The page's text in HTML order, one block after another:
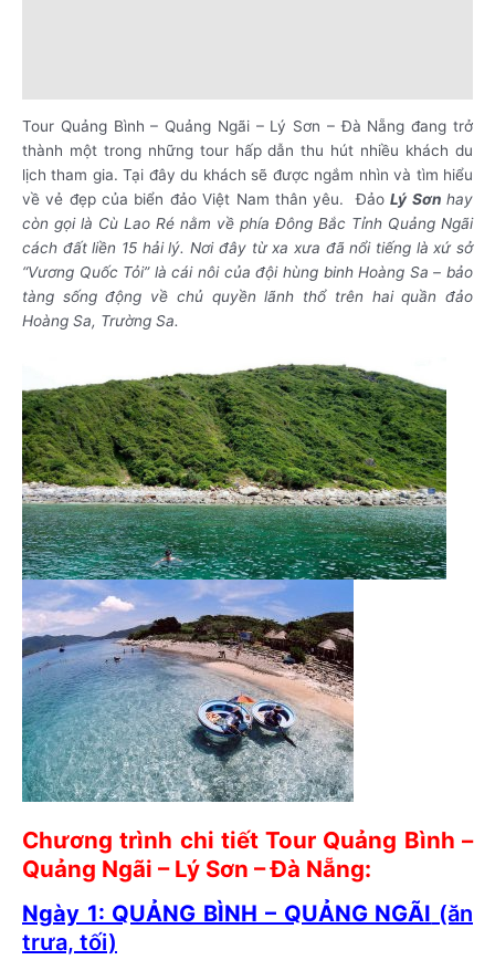
Tour Quảng Bình – Quảng Ngãi – Lý Sơn – Đà Nẵng đang trở
thành một trong những tour hấp dẫn thu hút nhiều khách du
lịch tham gia. Tại đây du khách sẽ được ngắm nhìn và tìm hiểu
về vẻ đẹp của biển đảo Việt Nam thân yêu. ĐảoLý Sơnhay
còn gọi là Cù Lao Ré nằm về phía Đông Bắc Tỉnh Quảng Ngãi
cách đất liền 15 hải lý. Nơi đây từ xa xưa đã nổi tiếng là xứ sở
“Vương Quốc Tỏi” là cái nôi của đội hùng binh Hoàng Sa – bảo
tàng sống động về chủ quyền lãnh thổ trên hai quần đảo
Hoàng Sa, Trường Sa.
Chương trình chi tiết Tour Quảng Bình –
Quảng Ngãi – Lý Sơn – Đà Nẵng:
Ngày 1: QUẢNG BÌNH – QUẢNG NGÃI (ăn
trưa, tối)